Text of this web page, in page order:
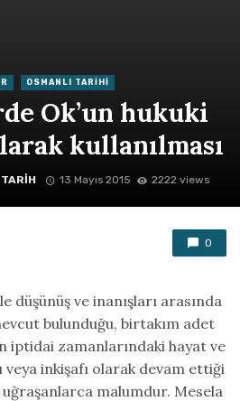
OSMANLI TARIHI
Ok’un hukuki
kullanılması
13 Mayıs 2015 2222 views
0
düşünüş ve inanışları arasında
bulunduğu, birtakım adet
iptidai zamanlarındaki hayat ve
veya inkişafı olarak devam ettiği
malumdur. Mesela